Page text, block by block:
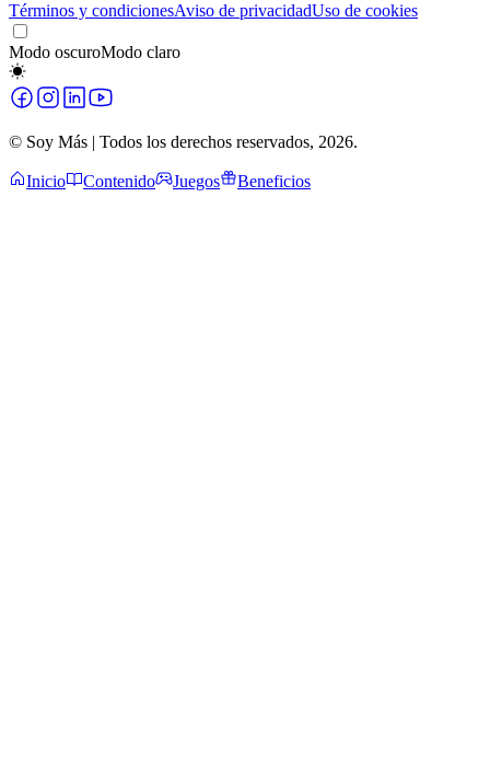
Términos y condicionesAviso de privacidadUso de cookies
Modo oscuroModo claro
© Soy Más | Todos los derechos reservados, 2026.
Inicio Contenido Juegos Beneficios